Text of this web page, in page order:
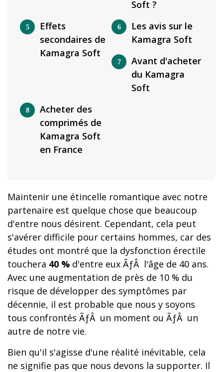
Soft ?
Effets
secondaires de
Kamagra Soft
Les avis sur le
Kamagra Soft
Avant d'acheter
du Kamagra
Soft
Acheter des
comprimés de
Kamagra Soft
en France
Maintenir une étincelle romantique avec notre
partenaire est quelque chose que beaucoup
d'entre nous désirent. Cependant, cela peut
s'avérer difficile pour certains hommes, car des
études ont montré que la dysfonction érectile
touchera 40 % d'entre eux ÃƒÂ l'âge de 40 ans.
Avec une augmentation de près de 10 % du
risque de développer des symptômes par
décennie, il est probable que nous y soyons
tous confrontés ÃƒÂ un moment ou ÃƒÂ un
autre de notre vie.
Bien qu'il s'agisse d'une réalité inévitable, cela
ne signifie pas que nous devons la supporter. Il